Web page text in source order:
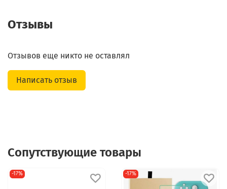
Отзывы
Отзывов еще никто не оставлял
Написать отзыв
Сопутствующие товары
-17% -17%